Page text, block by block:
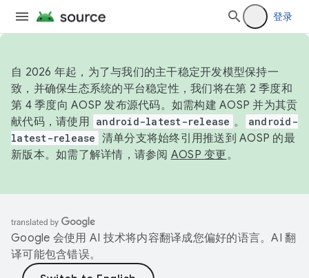
登录
自 2026 年起，为了与我们的主干稳定开发模型保持一
致，并确保生态系统的平台稳定性，我们将在第 2 季度和
第 4 季度向 AOSP 发布源代码。如需构建 AOSP 并为其贡
献代码，请使用 android-latest-release 。
android-
latest-release 清单分支将始终引用推送到 AOSP 的最
新版本。如需了解详情，请参阅 AOSP 变更。
Google 会使用 AI 技术将内容翻译成您偏好的语言。AI 翻
译可能包含错误。